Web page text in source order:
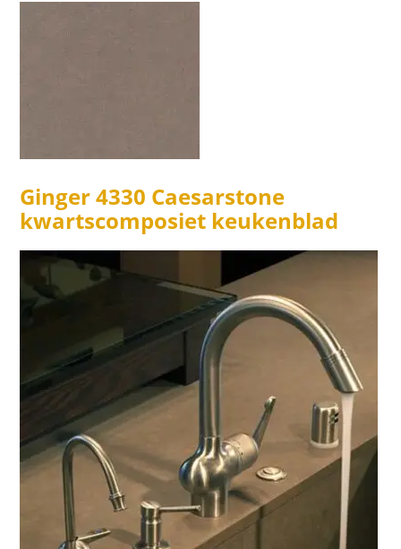
Ginger 4330 Caesarstone
kwartscomposiet keukenblad